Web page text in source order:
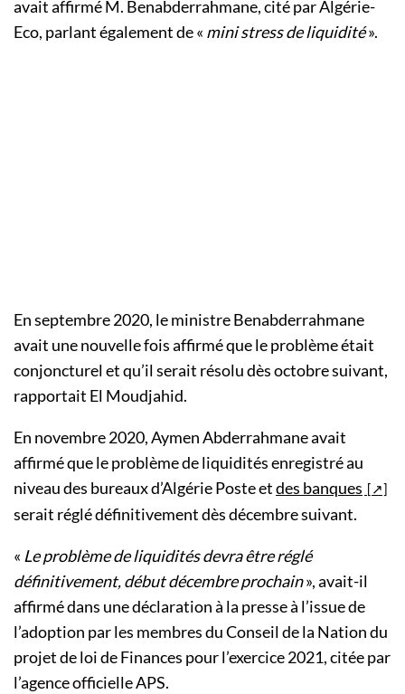
avait affirmé M. Benabderrahmane, cité par Algérie-
Eco, parlant également de « mini stress de liquidité».
En septembre 2020, le ministre Benabderrahmane
avait une nouvelle fois affirmé que le problème était
conjoncturel et qu’il serait résolu dès octobre suivant,
rapportait El Moudjahid.
En novembre 2020, Aymen Abderrahmane avait
affirmé que le problème de liquidités enregistré au
niveau des bureaux d’Algérie Poste etdes banques
serait réglé définitivement dès décembre suivant.
« Le problème de liquidités devra être réglé
définitivement, début décembre prochain», avait-il
affirmé dans une déclaration à la presse à l’issue de
l’adoption par les membres du Conseil de la Nation du
projet de loi de Finances pour l’exercice 2021, citée par
l’agence officielle APS.